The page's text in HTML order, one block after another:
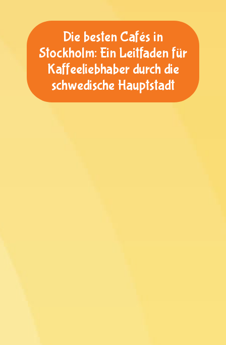
Die besten Cafés in
Stockholm: Ein Leitfaden für
Kaffeeliebhaber durch die
schwedische Hauptstadt